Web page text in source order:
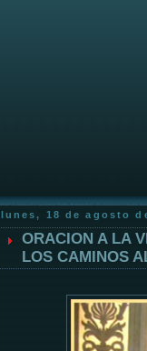
lunes, 18 de agosto
ORACION A LA
LOS CAMINOS